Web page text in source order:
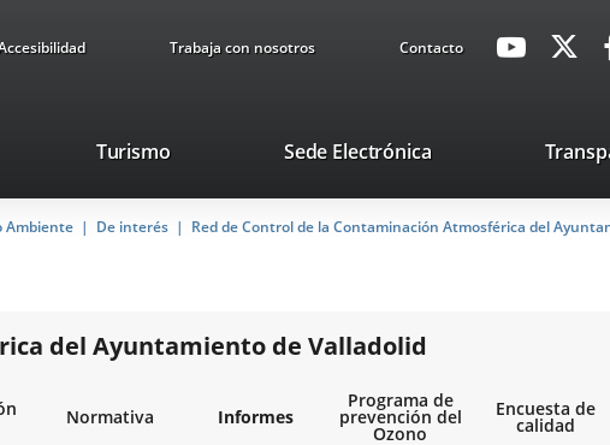
Trabaja con nosotros ContactoavaHeaderSocial
Link
TurismoThis
will
open
up
window.
Sede ElectrónicaLink
external
application.
Ambiente De interés
Red de Control de la Contaminación Atmosférica del
del Ayuntamiento de Valladolid
Normativa Informes
Programa de
prevención del
Ozono
Encuesta de
calidad